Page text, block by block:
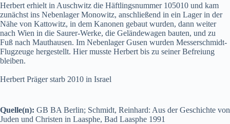
Herbert erhielt in Auschwitz die Häftlingsnummer 105010 und kam
zunächst ins Nebenlager Monowitz, anschließend in ein Lager in der
Nähe von Kattowitz, in dem Kanonen gebaut wurden, dann weiter
nach Wien in die Saurer-Werke, die Geländewagen bauten, und zu
Fuß nach Mauthausen. Im Nebenlager Gusen wurden Messerschmidt-
Flugzeuge hergestellt. Hier musste Herbert bis zu seiner Befreiung
bleiben.
Herbert Präger starb 2010 in Israel
Quelle(n): GB BA Berlin; Schmidt, Reinhard: Aus der Geschichte von
Juden und Christen in Laasphe, Bad Laasphe 1991